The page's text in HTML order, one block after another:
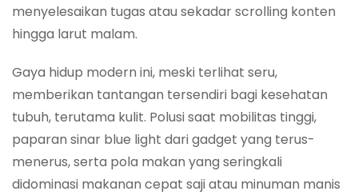
menyelesaikan tugas atau sekadarscrolling konten
hingga larut malam.
Gaya hidup modern ini, meski terlihat seru,
memberikan tantangan tersendiri bagi kesehatan
tubuh, terutama kulit. Polusi saat mobilitas tinggi,
paparan sinar blue light dari gadget yang terus-
menerus, serta pola makan yang seringkali
didominasi makanan cepat saji atau minuman manis